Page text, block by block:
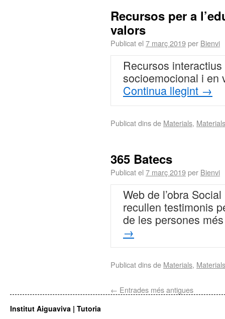
Recursos per a
valors
Publicat el 7 març 2019per Bienvi
Recursos
socioemocional i en
Continua llegint →
Publicat dins de Materials, Materials
365 Batecs
Publicat el 7 març 2019per Bienvi
Web de l’obra
recullen testimonis
de les persones
→
Publicat dins de Materials, Materials
← Entrades més antigues
Institut Aiguaviva | Tutoria